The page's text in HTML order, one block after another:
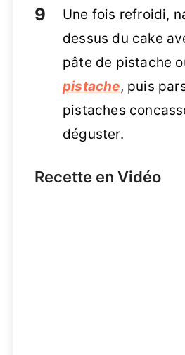
Une fois refroidi,
dessus du cake
pâte de pistache
pistache, puis
pistaches
déguster.
Recette en Vidéo